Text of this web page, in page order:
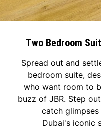
Two Bedroom
Spread out and
bedroom suite,
who want room to
buzz of JBR. Step
catch
Dubai's iconic